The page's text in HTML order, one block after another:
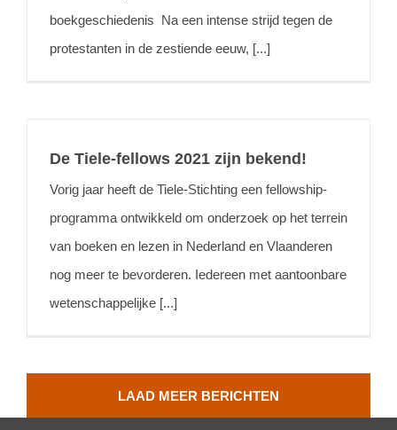
boekgeschiedenis Na een intense strijd tegen de
protestanten in de zestiende eeuw, [...]
De Tiele-fellows 2021 zijn bekend!
Vorig jaar heeft de Tiele-Stichting een fellowship-
programma ontwikkeld om onderzoek op het terrein
van boeken en lezen in Nederland en Vlaanderen
nog meer te bevorderen. Iedereen met aantoonbare
wetenschappelijke [...]
LAAD MEER BERICHTEN